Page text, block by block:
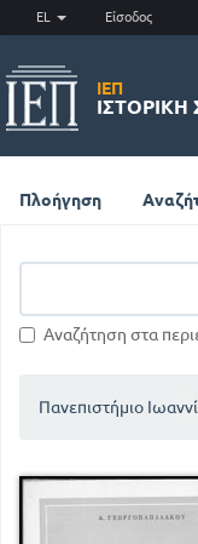
EL Είσοδος
ΙΕΠ
Πλοήγηση
Αναζήτηση στα
Πανεπιστήμιο